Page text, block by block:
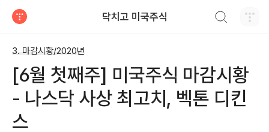
닥치고 미국주식
3. 마감시황/2020년
[6월 첫째주] 미국주식 마감시황
- 나스닥 사상 최고치, 벡톤 디킨
스